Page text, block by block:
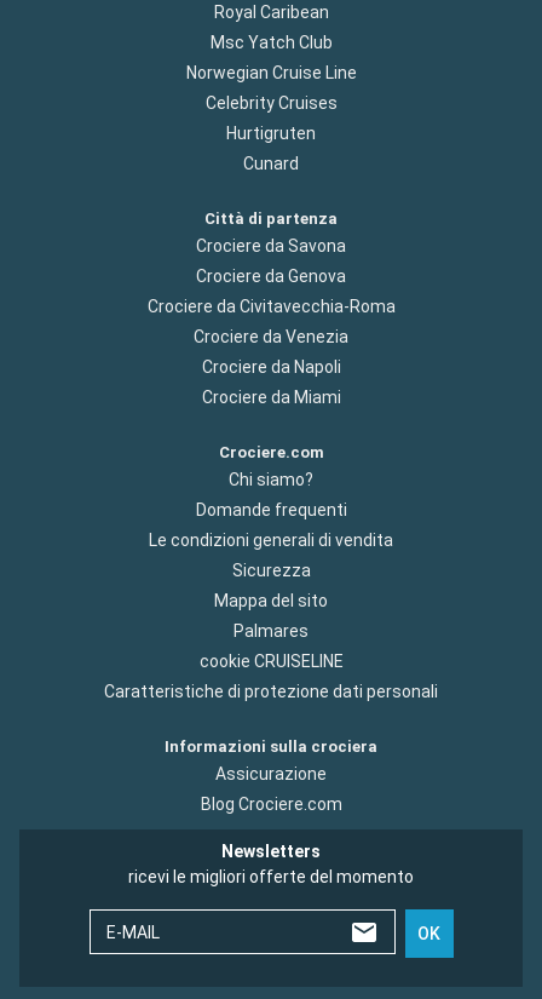
Royal Caribean
Msc Yatch Club
Norwegian Cruise Line
Celebrity Cruises
Hurtigruten
Cunard
Città di partenza
Crociere da Savona
Crociere da Genova
Crociere da Civitavecchia-Roma
Crociere da Venezia
Crociere da Napoli
Crociere da Miami
Crociere.com
Chi siamo?
Domande frequenti
Le condizioni generali di vendita
Sicurezza
Mappa del sito
Palmares
cookie CRUISELINE
Caratteristiche di protezione dati personali
Informazioni sulla crociera
Assicurazione
Blog Crociere.com
Newsletters
ricevi le migliori offerte del momento
E-MAIL OK